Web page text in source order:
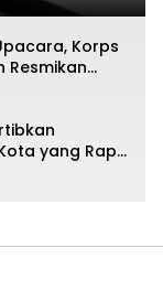
Korps
Resmikan
yang Rapi